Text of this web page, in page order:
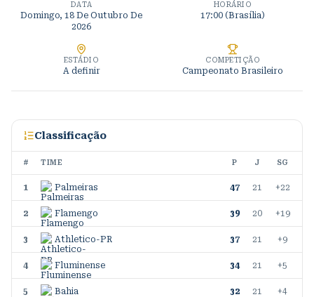
DATA
Domingo, 18 De Outubro De
2026
HORÁRIO
17:00 (Brasília)
ESTÁDIO
A definir
COMPETIÇÃO
Campeonato Brasileiro
Classificação
# TIME P J SG
1 Palmeiras 47 21 +22
2 Flamengo 39 20 +19
3 Athletico-PR 37 21 +9
4 Fluminense 34 21 +5
5 Bahia 32 21 +4